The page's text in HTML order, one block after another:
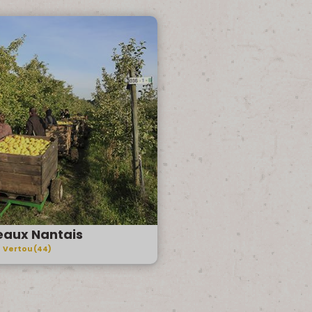
Nantais
Vertou (44)